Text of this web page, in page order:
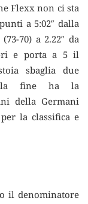
Flexx non ci sta
a 5:02″ dalla
70) a 2.22″ da
e porta a 5 il
sbaglia due
fine ha la
della Germani
la classifica e
il denominatore